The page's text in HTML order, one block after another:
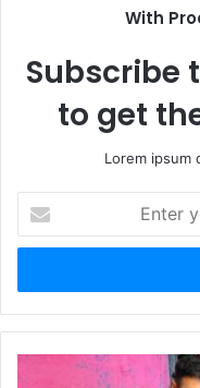
With
Subscribe
to get
Lorem ipsum
your
Email